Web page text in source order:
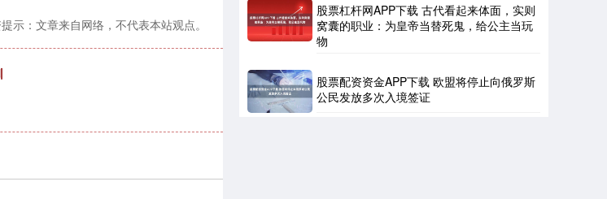
示：文章来自网络，不代表本站观点。
股票杠杆网APP下载 古代看起来体面，实则
窝囊的职业：为皇帝当替死鬼，给公主当玩
物
股票配资资金APP下载 欧盟将停止向俄罗斯
公民发放多次入境签证